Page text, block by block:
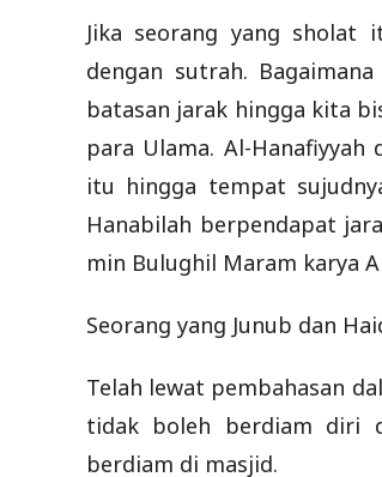
Jika seorang yang sholat
dengan sutrah.
batasan jarak hingga kita
para Ulama. Al-
itu hingga tempat
Hanabilah berpendapat
min Bulughil Maram karya
Seorang yang Junub dan
Telah lewat pembahasan
tidak boleh berdiam diri
berdiam di masjid.